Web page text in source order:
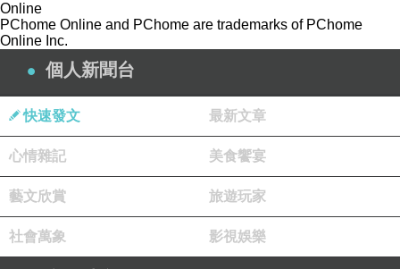
Online
PChome Online and PChome are trademarks of PChome
Online Inc.
個人新聞台
快速發文 最新文章
心情雜記 美食饗宴
藝文欣賞 旅遊玩家
社會萬象 影視娛樂